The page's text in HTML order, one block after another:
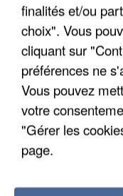
finalités et/ou
choix". Vous
cliquant sur
préférences ne
Vous pouvez
votre
"Gérer les
page.